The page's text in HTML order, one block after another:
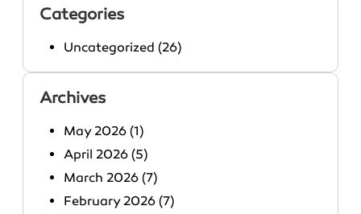
Categories
Uncategorized (26)
Archives
May 2026 (1)
April 2026 (5)
March 2026 (7)
February 2026 (7)